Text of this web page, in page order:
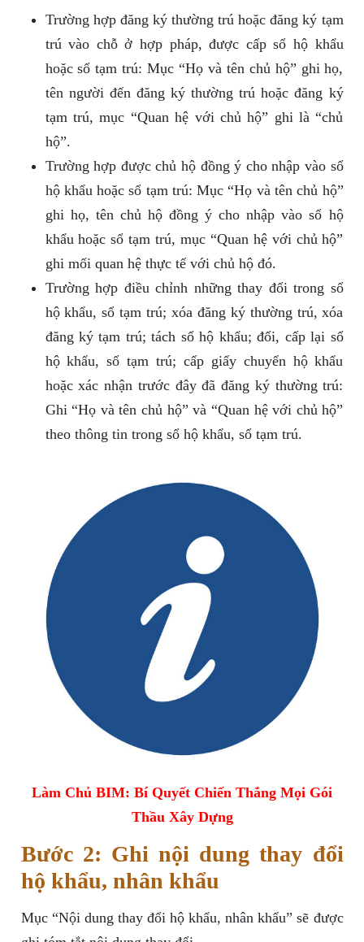
Trường hợp đăng ký thường trú hoặc đăng ký tạm
trú vào chỗ ở hợp pháp, được cấp sổ hộ khẩu
hoặc sổ tạm trú: Mục “Họ và tên chủ hộ” ghi họ,
tên người đến đăng ký thường trú hoặc đăng ký
tạm trú, mục “Quan hệ với chủ hộ” ghi là “chủ
hộ”.
Trường hợp được chủ hộ đồng ý cho nhập vào sổ
hộ khẩu hoặc sổ tạm trú: Mục “Họ và tên chủ hộ”
ghi họ, tên chủ hộ đồng ý cho nhập vào sổ hộ
khẩu hoặc sổ tạm trú, mục “Quan hệ với chủ hộ”
ghi mối quan hệ thực tế với chủ hộ đó.
Trường hợp điều chỉnh những thay đổi trong sổ
hộ khẩu, sổ tạm trú; xóa đăng ký thường trú, xóa
đăng ký tạm trú; tách sổ hộ khẩu; đổi, cấp lại sổ
hộ khẩu, sổ tạm trú; cấp giấy chuyển hộ khẩu
hoặc xác nhận trước đây đã đăng ký thường trú:
Ghi “Họ và tên chủ hộ” và “Quan hệ với chủ hộ”
theo thông tin trong sổ hộ khẩu, sổ tạm trú.
Làm Chủ BIM: Bí Quyết Chiến Thắng Mọi Gói
Thầu Xây Dựng
Bước 2: Ghi nội dung thay đổi
hộ khẩu, nhân khẩu
Mục “Nội dung thay đổi hộ khẩu, nhân khẩu” sẽ được